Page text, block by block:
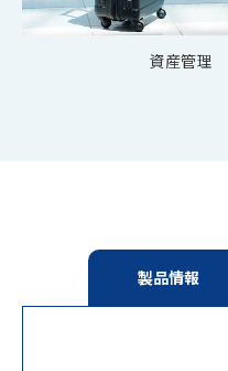
資産管理
製品情報